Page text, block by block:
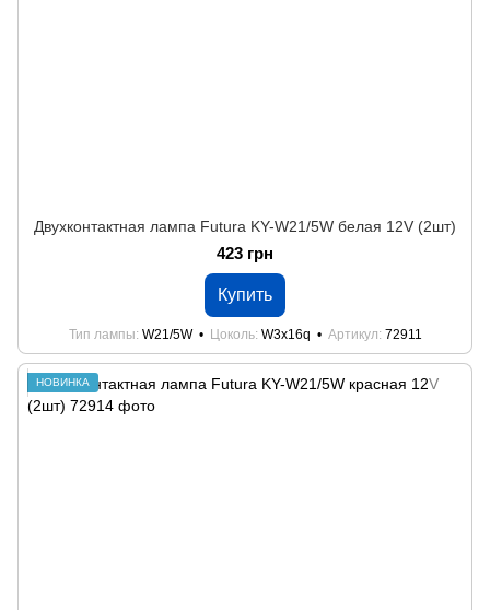
Двухконтактная лампа Futura KY-W21/5W белая 12V (2шт)
423 грн
Купить
Тип лампы W21/5W Цоколь W3x16q Артикул 72911
НОВИНКА